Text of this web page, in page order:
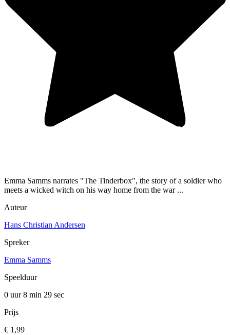
Emma Samms narrates "The Tinderbox", the story of a soldier who
meets a wicked witch on his way home from the war ...
Auteur
Hans Christian Andersen
Spreker
Emma Samms
Speelduur
0 uur 8 min 29 sec
Prijs
€ 1,99